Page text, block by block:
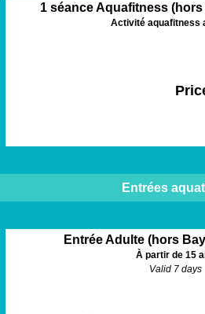
1 séance Aquafitness
Activité aquafitness
Entrées
Entrée Adulte (hors
À partir de 15
Valid 7 days